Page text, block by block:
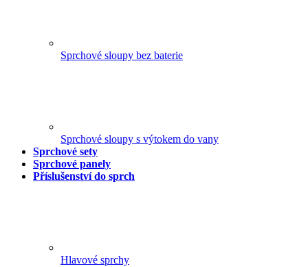
Sprchové sloupy bez baterie
Sprchové sloupy s výtokem do vany
Sprchové sety
Sprchové panely
Příslušenství do sprch
Hlavové sprchy